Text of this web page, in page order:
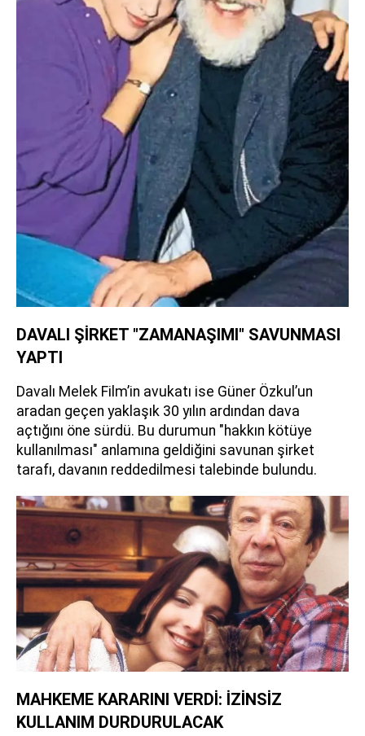
DAVALI ŞİRKET "ZAMANAŞIMI" SAVUNMASI
YAPTI
Davalı Melek Film’in avukatı ise Güner Özkul’un
aradan geçen yaklaşık 30 yılın ardından dava
açtığını öne sürdü. Bu durumun "hakkın kötüye
kullanılması" anlamına geldiğini savunan şirket
tarafı, davanın reddedilmesi talebinde bulundu.
MAHKEME KARARINI VERDİ: İZİNSİZ
KULLANIM DURDURULACAK